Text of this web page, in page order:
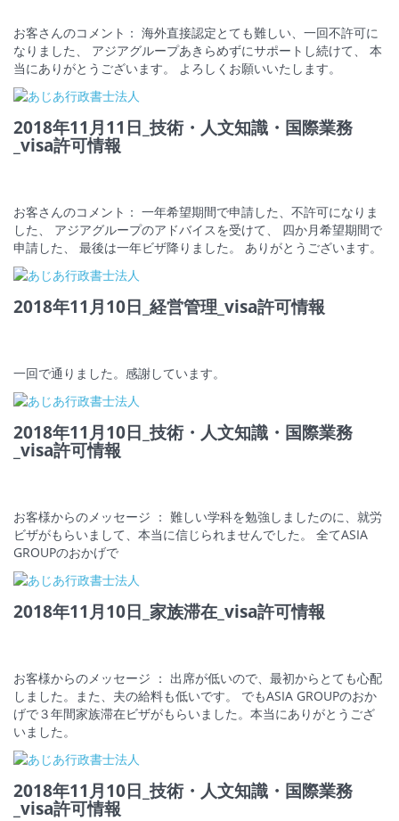
お客さんのコメント： 海外直接認定とても難しい、一回不許可に
なりました、 アジアグループあきらめずにサポートし続けて、 本
当にありがとうございます。 よろしくお願いいたします。
2018年11月11日_技術・人文知識・国際業務
_visa許可情報
お客さんのコメント： 一年希望期間で申請した、不許可になりま
した、 アジアグループのアドバイスを受けて、 四か月希望期間で
申請した、 最後は一年ビザ降りました。 ありがとうございます。
2018年11月10日_経営管理_visa許可情報
一回で通りました。感謝しています。
2018年11月10日_技術・人文知識・国際業務
_visa許可情報
お客様からのメッセージ ： 難しい学科を勉強しましたのに、就労
ビザがもらいまして、本当に信じられませんでした。 全てASIA
GROUPのおかげで
2018年11月10日_家族滞在_visa許可情報
お客様からのメッセージ ： 出席が低いので、最初からとても心配
しました。また、夫の給料も低いです。 でもASIA GROUPのおか
げで３年間家族滞在ビザがもらいました。本当にありがとうござ
いました。
2018年11月10日_技術・人文知識・国際業務
_visa許可情報